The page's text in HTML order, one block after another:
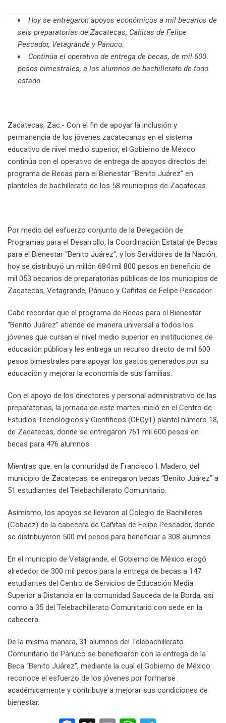
Hoy se entregaron apoyos económicos a mil becarios de
seis preparatorias de Zacatecas, Cañitas de Felipe
Pescador, Vetagrande y Pánuco.
Continúa el operativo de entrega de becas, de mil 600
pesos bimestrales, a los alumnos de bachillerato de todo
estado.
Zacatecas, Zac.- Con el fin de apoyar la inclusión y
permanencia de los jóvenes zacatecanos en el sistema
educativo de nivel medio superior, el Gobierno de México
continúa con el operativo de entrega de apoyos directos del
programa de Becas para el Bienestar “Benito Juárez” en
planteles de bachillerato de los 58 municipios de Zacatecas.
Por medio del esfuerzo conjunto de la Delegación de
Programas para el Desarrollo, la Coordinación Estatal de Becas
para el Bienestar “Benito Juárez”, y los Servidores de la Nación,
hoy se distribuyó un millón 684 mil 800 pesos en beneficio de
mil 053 becarios de preparatorias públicas de los municipios de
Zacatecas, Vetagrande, Pánuco y Cañitas de Felipe Pescador.
Cabe recordar que el programa de Becas para el Bienestar
“Benito Juárez” atiende de manera universal a todos los
jóvenes que cursan el nivel medio superior en instituciones de
educación pública y les entrega un recurso directo de mil 600
pesos bimestrales para apoyar los gastos generados por su
educación y mejorar la economía de sus familias.
Con el apoyo de los directores y personal administrativo de las
preparatorias, la jornada de este martes inició en el Centro de
Estudios Tecnológicos y Científicos (CECyT) plantel número 18,
de Zacatecas, donde se entregaron 761 mil 600 pesos en
becas para 476 alumnos.
Mientras que, en la comunidad de Francisco I. Madero, del
municipio de Zacatecas, se entregaron becas “Benito Juárez” a
51 estudiantes del Telebachillerato Comunitario.
Asimismo, los apoyos se llevaron al Colegio de Bachilleres
(Cobaez) de la cabecera de Cañitas de Felipe Pescador, donde
se distribuyeron 500 mil pesos para beneficiar a 308 alumnos.
En el municipio de Vetagrande, el Gobierno de México erogó
alrededor de 300 mil pesos para la entrega de becas a 147
estudiantes del Centro de Servicios de Educación Media
Superior a Distancia en la comunidad Sauceda de la Borda, así
como a 35 del Telebachillerato Comunitario con sede en la
cabecera.
De la misma manera, 31 alumnos del Telebachillerato
Comunitario de Pánuco se beneficiaron con la entrega de la
Beca “Benito Juárez”, mediante la cual el Gobierno de México
reconoce el esfuerzo de los jóvenes por formarse
académicamente y contribuye a mejorar sus condiciones de
bienestar.